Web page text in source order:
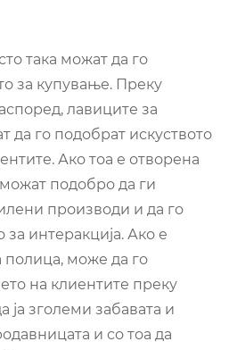
така можат да го
за купување. Преку
лавиците за
го подобрат искуството
Ако тоа е отворена
подобро да ги
производи и да го
за интеракција. Ако е
полица, може да го
на клиентите преку
ја зголеми забавата и
и со тоа да